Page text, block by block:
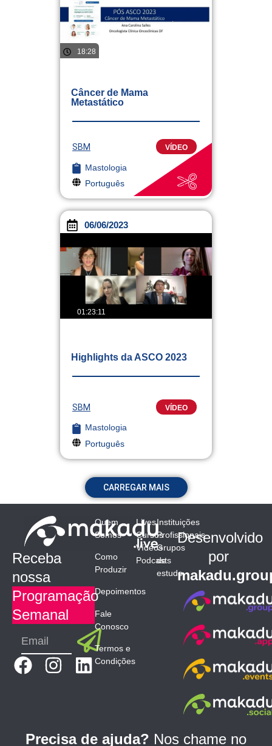
18:28
Câncer de Mama
Metastático
SBM VÍDEO
Mastologia
Português
06/06/2023
01:23:11
Highlights da ASCO 2023
SBM VÍDEO
Mastologia
Português
CARREGAR MAIS
Receba
nossa
Programação
Semanal
Email Submit
F
b
I
a
L
e
Quem
Somos
Como
Produzir
Depoimentos
Fale
Conosco
Termos e
Condições
Lives
Cursos
Vídeos
Podcasts
Instituições
Profissionais
Grupos
de
estudo
Desenvolvido
por
Precisa de ajuda? Nos chame no